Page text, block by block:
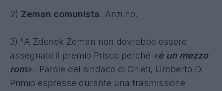
2) Zeman comunista. Anzi no.
3) "A Zdenek Zeman non dovrebbe essere
assegnato il premio Prisco perché «è un mezzo
rom». Parole del sindaco di Chieti, Umberto Di
Primio espresse durante una trasmissione